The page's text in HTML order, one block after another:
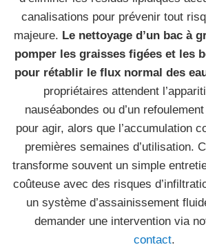
canalisations pour prévenir tout
majeure. Le nettoyage d’un bac à
pomper les graisses figées et les
pour rétablir le flux normal des
propriétaires attendent
nauséabondes ou d’un
pour agir, alors que l’accumulation
premières semaines d’utilisation.
transforme souvent un simple
coûteuse avec des risques
un système d’assainissement
demander une intervention via
contact.